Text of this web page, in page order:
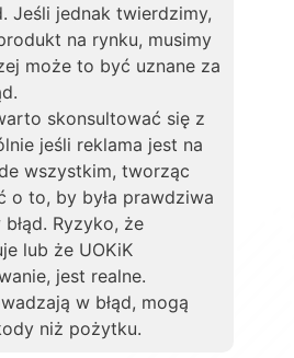
Jeśli jednak twierdzimy,
na rynku, musimy
może to być uznane za
skonsultować się z
jeśli reklama jest na
wszystkim, tworząc
o to, by była prawdziwa
Ryzyko, że
lub że UOKiK
jest realne.
w błąd, mogą
niż pożytku.